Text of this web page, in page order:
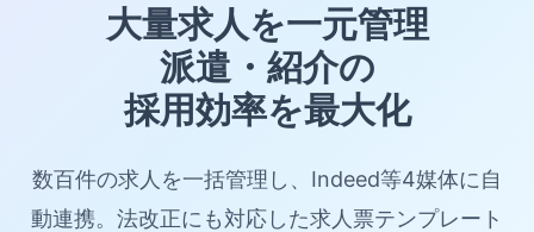
大量求人を一元管理
派遣・紹介の
採用効率を最大化
数百件の求人を一括管理し、Indeed等4媒体に自
動連携。法改正にも対応した求人票テンプレート